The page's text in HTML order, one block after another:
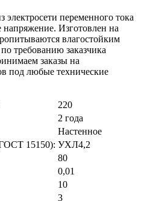
переменного тока
Изготовлен на
влагостойким
требованию заказчика
заказы на
под любые технические
220
2 года
Настенное
15150): УХЛ4,2
80
0,01
10
3